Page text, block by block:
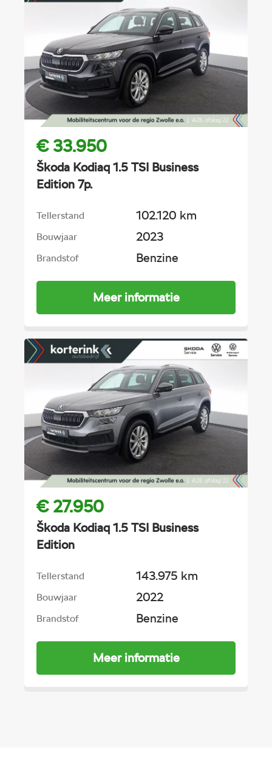
€ 33.950
Škoda Kodiaq 1.5 TSI Business
Edition 7p.
Tellerstand 102.120 km
Bouwjaar 2023
Brandstof Benzine
Meer informatie
€ 27.950
Škoda Kodiaq 1.5 TSI Business
Edition
Tellerstand 143.975 km
Bouwjaar 2022
Brandstof Benzine
Meer informatie